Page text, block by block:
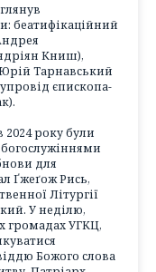
беатифікаційний
Книш),
Тарнавський
єпископа-
2024 року були
для
Ґжеґож Рись,
Літургії
У неділю,
громадах УГКЦ,
Божого слова